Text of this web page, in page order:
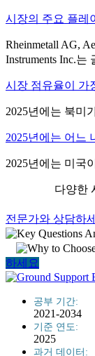
시장의 주요 플레
Rheinmetall AG,
Instruments Inc.
시장 점유율이 가
2025년에는 북미
2025년에는 어느
2025년에는 미국
다양한
전문가와 상담하
하세요
공부 기간:
2021-2034
기준 연도:
2025
과거 데이터: